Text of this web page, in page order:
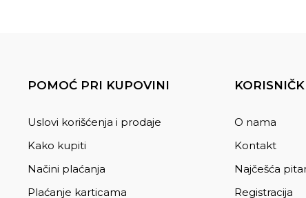
POMOĆ PRI KUPOVINI
Uslovi korišćenja i prodaje
Kako kupiti
Načini plaćanja
Plaćanje karticama
O nama
Kontakt
Najčešća
Registracija